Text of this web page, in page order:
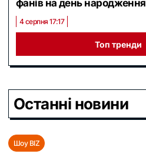
фанів на день народження
4 серпня 17:17
Топ тренди
Останні новини
Шоу BIZ